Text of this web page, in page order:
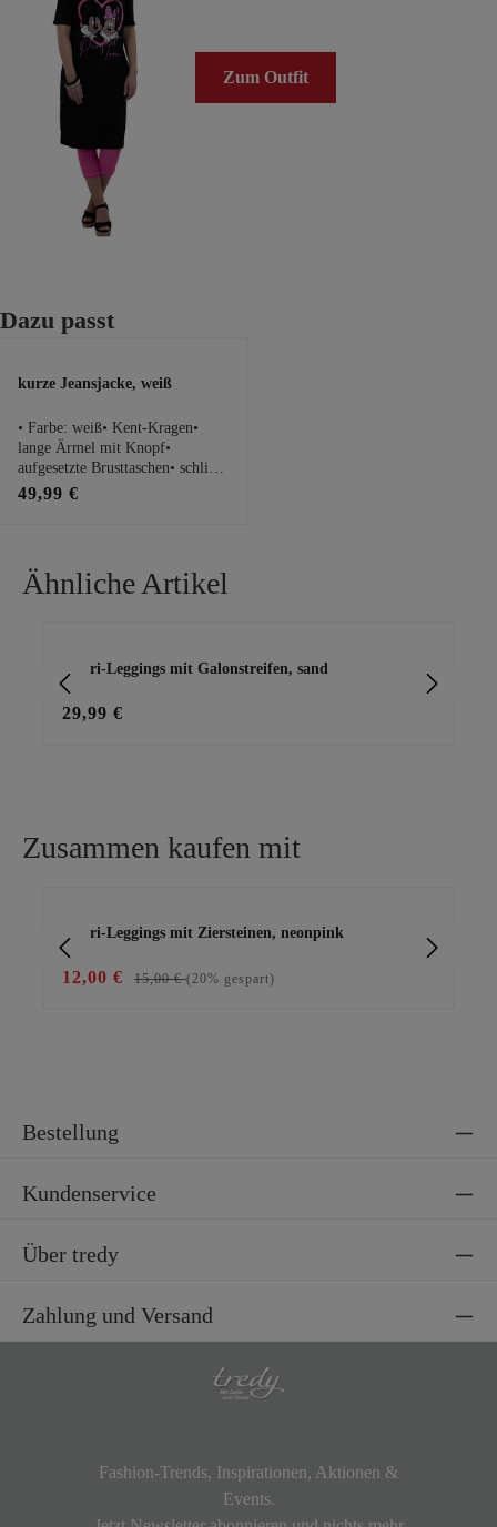
Zum Outfit
Produktgalerie überspringen
Dazu passt
kurze Jeansjacke, weiß
• Farbe: weiß• Kent-Kragen•
lange Ärmel mit Knopf•
aufgesetzte Brusttaschen• schließt
mit dekorativer
KnopfleistePassform Maße bei
Gesamtlänge: 49cm
49,99 €
Ähnliche Artikel
Capri-Leggings mit Galonstreifen, sand
29,99 €
Zusammen kaufen mit
Capri-Leggings mit Ziersteinen, neonpink
12,00 € 15,00 €(20% gespart)
Bestellung
Kundenservice
Über tredy
Zahlung und Versand
Fashion-Trends, Inspirationen, Aktionen &
Events.